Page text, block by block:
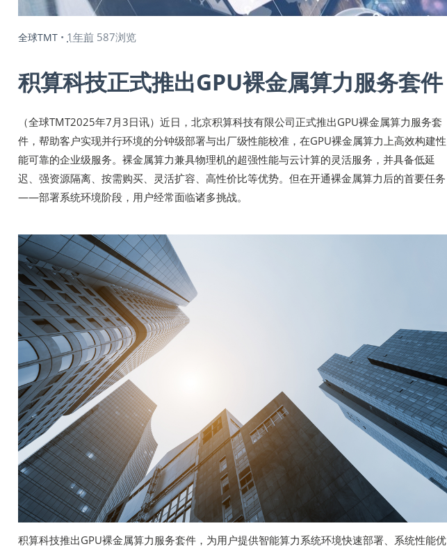
全球TMT • 1年前 587浏览
积算科技正式推出GPU裸金属算力服务套件
（全球TMT2025年7月3日讯）近日，北京积算科技有限公司正式推出GPU裸金属算力服务套
件，帮助客户实现并行环境的分钟级部署与出厂级性能校准，在GPU裸金属算力上高效构建性
能可靠的企业级服务。裸金属算力兼具物理机的超强性能与云计算的灵活服务，并具备低延
迟、强资源隔离、按需购买、灵活扩容、高性价比等优势。但在开通裸金属算力后的首要任务
——部署系统环境阶段，用户经常面临诸多挑战。
积算科技推出GPU裸金属算力服务套件，为用户提供智能算力系统环境快速部署、系统性能优